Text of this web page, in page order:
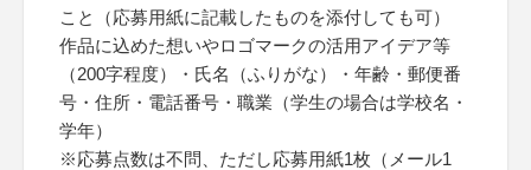
こと（応募用紙に記載したものを添付しても可）
作品に込めた想いやロゴマークの活用アイデア等
（200字程度）・氏名（ふりがな）・年齢・郵便番
号・住所・電話番号・職業（学生の場合は学校名・
学年）
※応募点数は不問、ただし応募用紙1枚（メール1